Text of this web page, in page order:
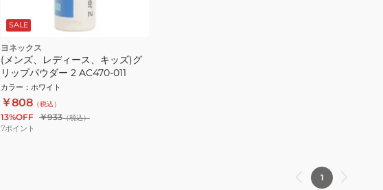
SALE
ヨネックス
(メンズ、レディース、キッズ)グ
リップパウダー 2 AC470-011
カラー ： ホワイト
￥808 （税込）
13%OFF ￥933（税込）
7ポイント
1